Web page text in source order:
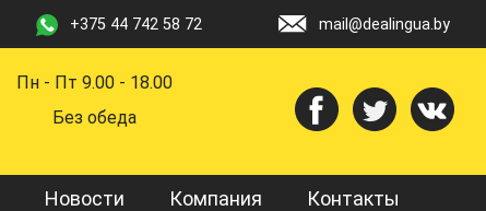
+375 44 742 58 72 mail@dealingua.by
Пн - Пт 9.00 - 18.00
Без обеда
Новости Компания Контакты